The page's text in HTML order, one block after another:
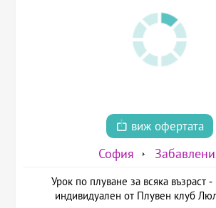
виж офертата
София
Урок по плуване за всяка възраст -
индивидуален от Плувен клуб